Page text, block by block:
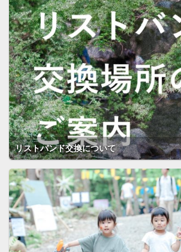
リストバンド交換について